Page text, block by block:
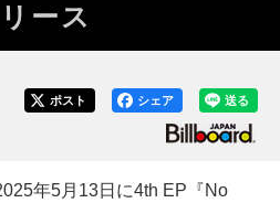
ース
送る
シェア
ポスト
年5月13日に4th EP『No